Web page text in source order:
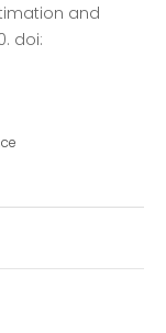
and
doi: